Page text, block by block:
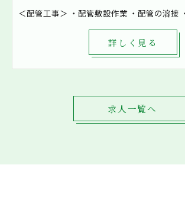
詳しく見る
求人一覧へ